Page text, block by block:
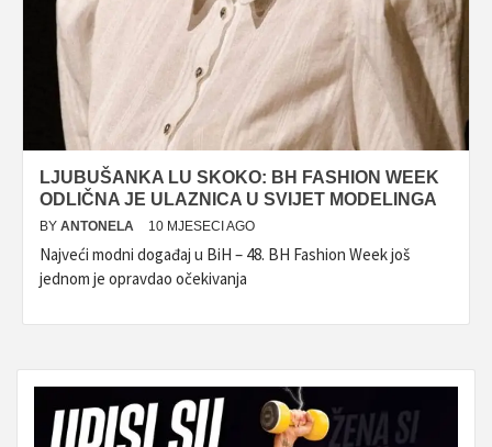
LJUBUŠANKA LU SKOKO: BH FASHION WEEK
ODLIČNA JE ULAZNICA U SVIJET MODELINGA
BY ANTONELA 10 MJESECI AGO
Najveći modni događaj u BiH – 48. BH Fashion Week još
jednom je opravdao očekivanja